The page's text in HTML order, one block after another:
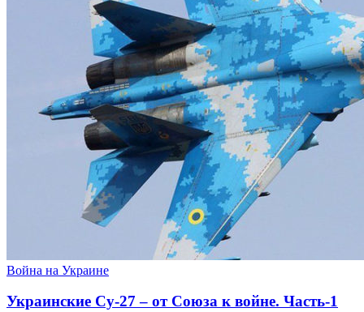
Война на Украине
Украинские Су-27 – от Союза к войне. Часть-1